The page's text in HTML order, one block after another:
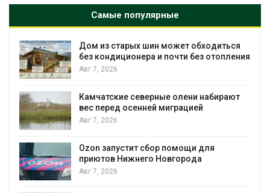
Самые популярные
Дом из старых шин может обходиться
без кондиционера и почти без отопления
Авг 7, 2026
Камчатские северные олени набирают
вес перед осенней миграцией
Авг 7, 2026
Ozon запустит сбор помощи для
приютов Нижнего Новгорода
Авг 7, 2026